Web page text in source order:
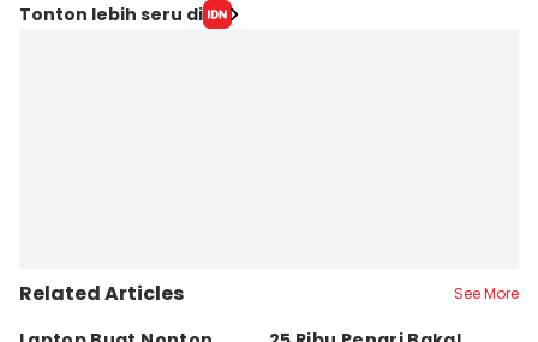
Tonton lebih seru di
Related Articles See More